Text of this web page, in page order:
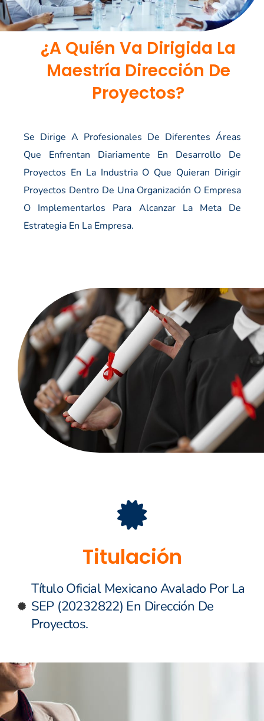
¿A Quién Va Dirigida La
Maestría Dirección De
Proyectos?
Se Dirige A Profesionales De Diferentes Áreas
Que Enfrentan Diariamente En Desarrollo De
Proyectos En La Industria O Que Quieran Dirigir
Proyectos Dentro De Una Organización O Empresa
O Implementarlos Para Alcanzar La Meta De
Estrategia En La Empresa.
Titulación
Título Oficial Mexicano Avalado Por La
SEP (20232822) En Dirección De
Proyectos.